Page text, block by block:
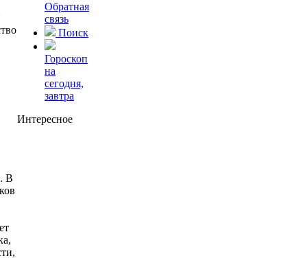
В
Обратная
связь
Поиск
Гороскоп
на
сегодня,
завтра
Интересное